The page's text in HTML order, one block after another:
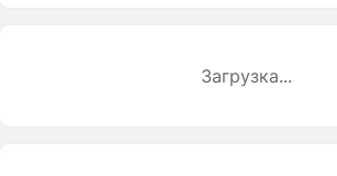
Загрузка...